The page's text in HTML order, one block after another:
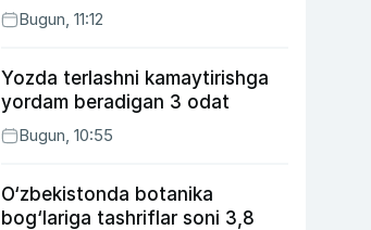
Bugun, 11:12
Yozda terlashni kamaytirishga
yordam beradigan 3 odat
Bugun, 10:55
O‘zbekistonda botanika
bog‘lariga tashriflar soni 3,8